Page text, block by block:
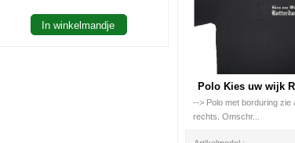
Polo Kies uw wijk
--> Polo met borduring zie
rechts. Omschr...
In winkelmandje